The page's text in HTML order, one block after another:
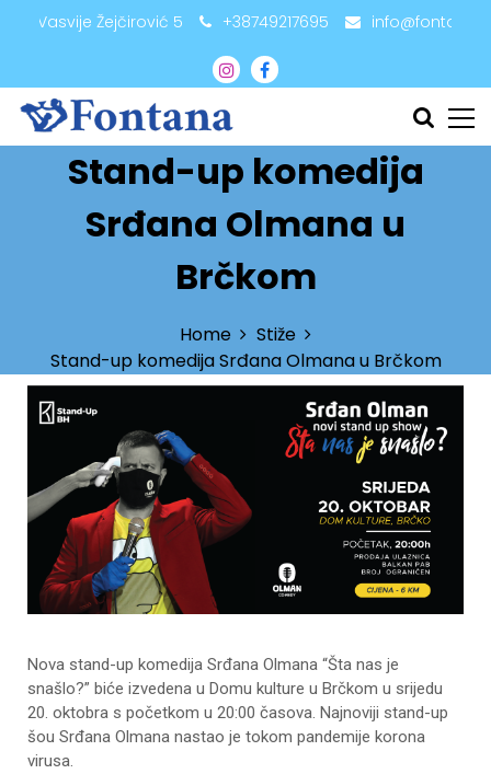
Vasvije Žejčirović 5 +38749217695
Stand-up komedija
Srđana Olmana u
Brčkom
Home
Stiže
Stand-up komedija Srđana Olmana u Brčkom
Nova stand-up komedija Srđana Olmana “Šta nas je
snašlo?” biće izvedena u Domu kulture u Brčkom u srijedu
20. oktobra s početkom u 20:00 časova. Najnoviji stand-up
šou Srđana Olmana nastao je tokom pandemije korona
virusa.